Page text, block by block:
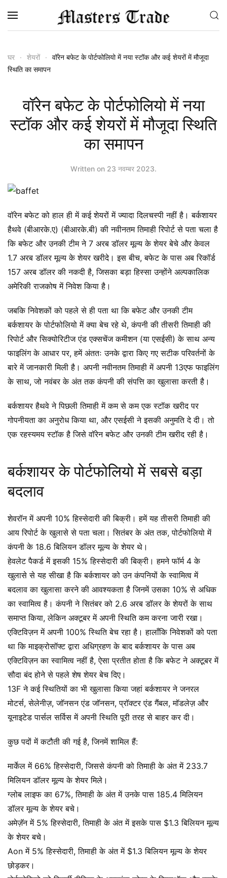
Skip to main content
घर शेयरों
वॉरेन बफेट के पोर्टफोलियो में नया स्टॉक और कई शेयरों में मौजूदा
स्थिति का समापन
वॉरेन बफेट के पोर्टफोलियो में नया
स्टॉक और कई शेयरों में मौजूदा स्थिति
का समापन
Written on 23 नवम्बर 2023.
वॉरेन बफेट को हाल ही में कई शेयरों में ज्यादा दिलचस्पी नहीं है। बर्कशायर
हैथवे (बीआरके.ए) (बीआरके.बी) की नवीनतम तिमाही रिपोर्ट से पता चला है
कि बफेट और उनकी टीम ने 7 अरब डॉलर मूल्य के शेयर बेचे और केवल
1.7 अरब डॉलर मूल्य के शेयर खरीदे। इस बीच, बफेट के पास अब रिकॉर्ड
157 अरब डॉलर की नकदी है, जिसका बड़ा हिस्सा उन्होंने अल्पकालिक
अमेरिकी राजकोष में निवेश किया है।
जबकि निवेशकों को पहले से ही पता था कि बफेट और उनकी टीम
बर्कशायर के पोर्टफोलियो में क्या बेच रहे थे, कंपनी की तीसरी तिमाही की
रिपोर्ट और सिक्योरिटीज एंड एक्सचेंज कमीशन (या एसईसी) के साथ अन्य
फाइलिंग के आधार पर, हमें अंततः उनके द्वारा किए गए सटीक परिवर्तनों के
बारे में जानकारी मिली है। अपनी नवीनतम तिमाही में अपनी 13एफ फाइलिंग
के साथ, जो नवंबर के अंत तक कंपनी की संपत्ति का खुलासा करती है।
बर्कशायर हैथवे ने पिछली तिमाही में कम से कम एक स्टॉक खरीद पर
गोपनीयता का अनुरोध किया था, और एसईसी ने इसकी अनुमति दे दी। तो
एक रहस्यमय स्टॉक है जिसे वॉरेन बफेट और उनकी टीम खरीद रही है।
बर्कशायर के पोर्टफोलियो में सबसे बड़ा
बदलाव
शेवरॉन में अपनी 10% हिस्सेदारी की बिक्री। हमें यह तीसरी तिमाही की
आय रिपोर्ट के खुलासे से पता चला। सितंबर के अंत तक, पोर्टफोलियो में
कंपनी के 18.6 बिलियन डॉलर मूल्य के शेयर थे।
हेवलेट पैकर्ड में इसकी 15% हिस्सेदारी की बिक्री। हमने फॉर्म 4 के
खुलासे से यह सीखा है कि बर्कशायर को उन कंपनियों के स्वामित्व में
बदलाव का खुलासा करने की आवश्यकता है जिनमें उसका 10% से अधिक
का स्वामित्व है। कंपनी ने सितंबर को 2.6 अरब डॉलर के शेयरों के साथ
समाप्त किया, लेकिन अक्टूबर में अपनी स्थिति कम करना जारी रखा।
एक्टिविज़न में अपनी 100% स्थिति बेच रहा है। हालाँकि निवेशकों को पता
था कि माइक्रोसॉफ्ट द्वारा अधिग्रहण के बाद बर्कशायर के पास अब
एक्टिविज़न का स्वामित्व नहीं है, ऐसा प्रतीत होता है कि बफेट ने अक्टूबर में
सौदा बंद होने से पहले शेष शेयर बेच दिए।
13F ने कई स्थितियों का भी खुलासा किया जहां बर्कशायर ने जनरल
मोटर्स, सेलेनीज़, जॉनसन एंड जॉनसन, प्रॉक्टर एंड गैंबल, मॉडलेज़ और
यूनाइटेड पार्सल सर्विस में अपनी स्थिति पूरी तरह से बाहर कर दी।
कुछ पदों में कटौती की गई है, जिनमें शामिल हैं:
मार्केल में 66% हिस्सेदारी, जिससे कंपनी को तिमाही के अंत में 233.7
मिलियन डॉलर मूल्य के शेयर मिले।
ग्लोब लाइफ का 67%, तिमाही के अंत में उनके पास 185.4 मिलियन
डॉलर मूल्य के शेयर बचे।
अमेज़ॅन में 5% हिस्सेदारी, तिमाही के अंत में इसके पास $1.3 बिलियन मूल्य
के शेयर बचे।
Aon में 5% हिस्सेदारी, तिमाही के अंत में $1.3 बिलियन मूल्य के शेयर
छोड़कर।